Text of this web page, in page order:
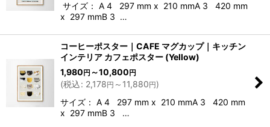
サイズ： A 4 297 mm x 210 mmA 3 420 mm
x 297 mmB 3 …
コーヒーポスター｜CAFE マグカップ｜キッチン
インテリア カフェポスター (Yellow)
1,980円 ～10,800円
(税込: 2,178円 ～11,880円)
サイズ： A 4 297 mm x 210 mmA 3 420 mm
x 297 mmB 3 …